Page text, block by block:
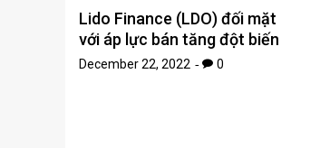
Lido Finance (LDO) đối mặt
với áp lực bán tăng đột biến
December 22, 2022 0